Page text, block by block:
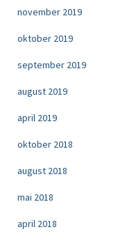
november 2019
oktober 2019
september 2019
august 2019
april 2019
oktober 2018
august 2018
mai 2018
april 2018